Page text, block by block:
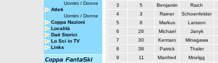
Uomini / Donne
Atleti
Uomini / Donne
Coppa Nazioni
Località
Dati Storici
Lo Sci in TV
Links
3
5 Benjamin
Raich
4
3 Rainer
Schoenfelder
5
8 Markus
Larsson
6
26 Michael
Janyk
7
30 Kentaro
Minagawa
8
38 Patrick
Thaler
9
11 Manfred
Moelgg